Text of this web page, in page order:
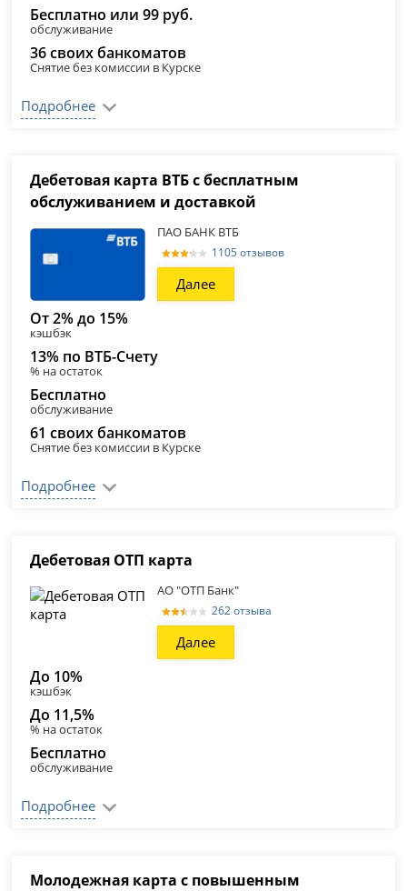
Бесплатно или 99 руб.
обслуживание
36 своих банкоматов
Снятие без комиссии в Курске
Подробнее
Дебетовая карта ВТБ с бесплатным
обслуживанием и доставкой
ПАО БАНК ВТБ
1105 отзывов
Далее
От 2% до 15%
кэшбэк
13% по ВТБ-Счету
% на остаток
Бесплатно
обслуживание
61 своих банкоматов
Снятие без комиссии в Курске
Подробнее
Дебетовая ОТП карта
АО "ОТП Банк"
262 отзыва
Далее
До 10%
кэшбэк
До 11,5%
% на остаток
Бесплатно
обслуживание
Подробнее
Молодежная карта с повышенным